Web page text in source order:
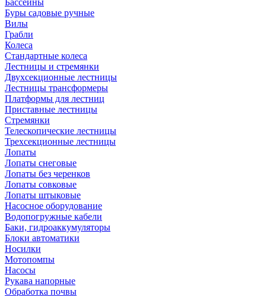
Бассейны
Буры садовые ручные
Вилы
Грабли
Колеса
Стандартные колеса
Лестницы и стремянки
Двухсекционные лестницы
Лестницы трансформеры
Платформы для лестниц
Приставные лестницы
Стремянки
Телескопические лестницы
Трехсекционные лестницы
Лопаты
Лопаты снеговые
Лопаты без черенков
Лопаты совковые
Лопаты штыковые
Насосное оборудование
Водопогружные кабели
Баки, гидроаккумуляторы
Блоки автоматики
Носилки
Мотопомпы
Насосы
Рукава напорные
Обработка почвы